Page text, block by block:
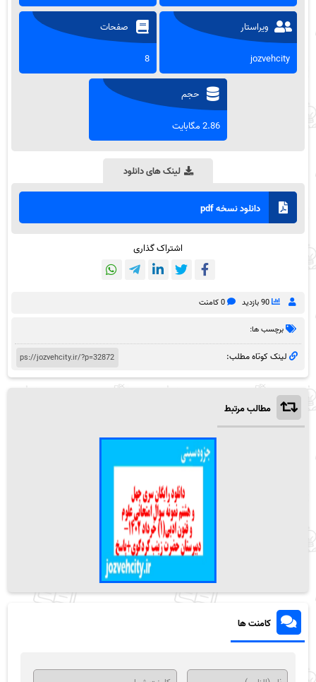
ویراستار
jozvehcity
صفحات
8
حجم
2.86 مگابایت
لینک های دانلود
دانلود نسخه pdf
اشتراک گذاری
90 بازدید 0 کامنت
برچسب ها:
لینک کوتاه مطلب:
مطالب مرتبط
کامنت ها